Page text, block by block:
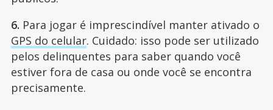
6. Para jogar é imprescindível manter ativado o
GPS do celular. Cuidado: isso pode ser utilizado
pelos delinquentes para saber quando você
estiver fora de casa ou onde você se encontra
precisamente.